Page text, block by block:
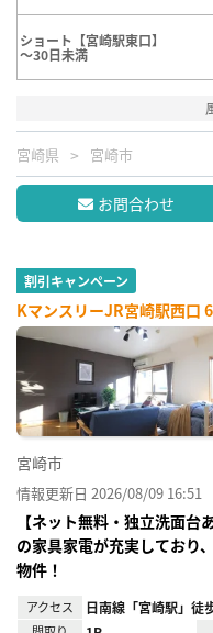
ショート【宮崎駅東口】
～30日未満
宮崎県 宮崎市
お問合わせ
割引キャンペーン
KマンスリーJR宮崎駅西口
宮崎市
情報更新日 2026/08/09 16:51
【ネット無料・独立洗面
の家具家電が充実しており
物件！
アクセス 日南線「宮崎駅」徒